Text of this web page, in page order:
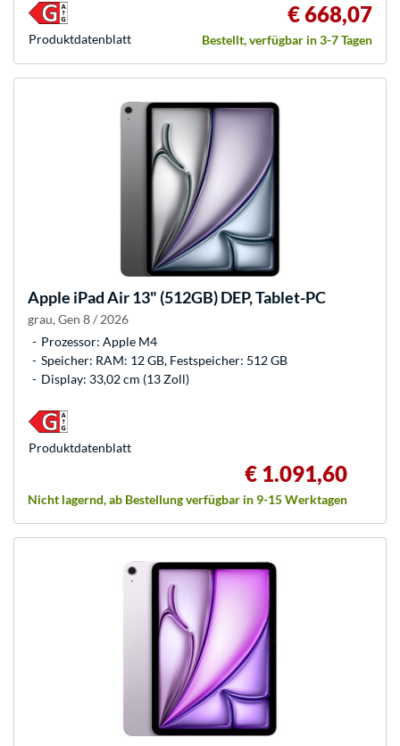
€ 668,07
Bestellt, verfügbar in 3-7 Tagen
Produkt­datenblatt
Apple iPad Air 13" (512GB) DEP, Tablet-PC
grau, Gen 8 / 2026
Prozessor: Apple M4
Speicher: RAM: 12 GB, Festspeicher: 512 GB
Display: 33,02 cm (13 Zoll)
€ 1.091,60
Nicht lagernd, ab Bestellung verfügbar in 9-15 Werktagen
Produkt­datenblatt